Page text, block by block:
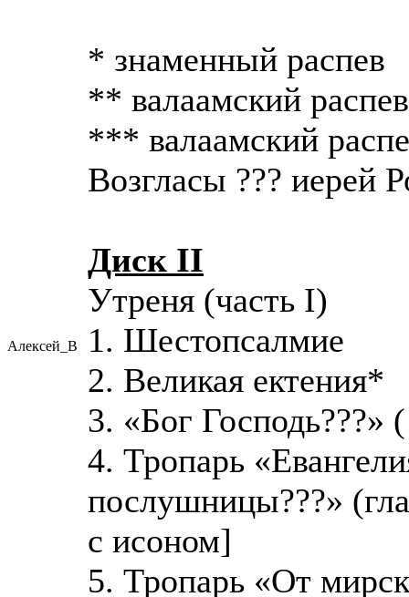
Алексей_В
* знаменный распев
** валаамский распев
*** валаамский
Возгласы ??? иерей
Диск II
Утреня (часть I)
1. Шестопсалмие
2. Великая ектения*
3. «Бог Господь???»
4. Тропарь
послушницы???»
с исоном]
5. Тропарь «От